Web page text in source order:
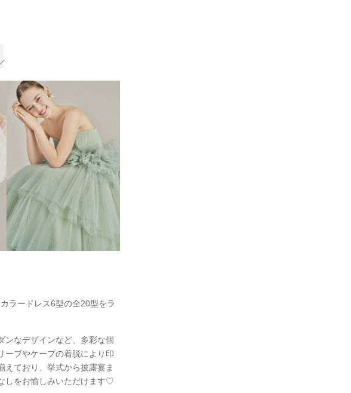
ラードレス6型の全20型をラ
ンなデザインなど、多彩な個
ーブやケープの着脱により印
えており、挙式から披露宴ま
しをお愉しみいただけます♡